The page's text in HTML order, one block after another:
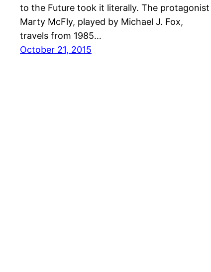
to the Future took it literally. The protagonist
Marty McFly, played by Michael J. Fox,
travels from 1985…
October 21, 2015